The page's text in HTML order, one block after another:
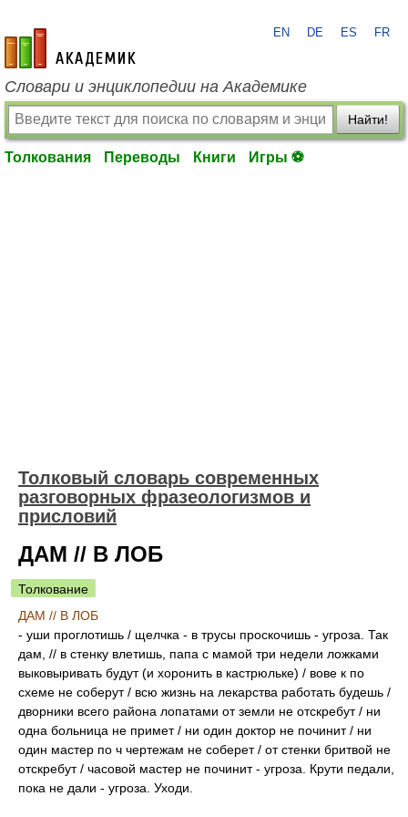
academic.ru
EN DE ES FR
Словари и энциклопедии на Академике
Найти!
Толкования Переводы Книги Игры ⚽
Толковый словарь современных
разговорных фразеологизмов и
присловий
ДАМ // В ЛОБ
Толкование
ДАМ // В ЛОБ
- уши проглотишь / щелчка - в трусы проскочишь - угроза. Так
дам, // в стенку влетишь, папа с мамой три недели ложками
выковыривать будут (и хоронить в кастрюльке) / вове к по
схеме не соберут / всю жизнь на лекарства работать будешь /
дворники всего района лопатами от земли не отскребут / ни
одна больница не примет / ни один доктор не починит / ни
один мастер по ч чертежам не соберет / от стенки бритвой не
отскребут / часовой мастер не починит - угроза. Крути педали,
пока не дали - угроза. Уходи.